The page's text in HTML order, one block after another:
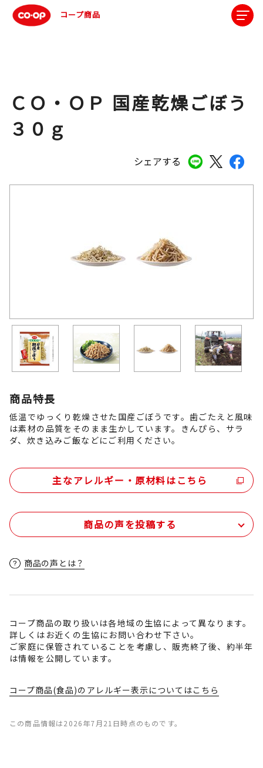
コープ商品
シェアする
ＣＯ・ＯＰ 国産乾燥ごぼう
３０ｇ
商品特長
低温でゆっくり乾燥させた国産ごぼうです。歯ごたえと風味
は素材の品質をそのまま生かしています。きんぴら、サラ
ダ、炊き込みご飯などにご利用ください。
主なアレルギー・原材料はこちら
商品の声を投稿する
商品の声とは？
コープ商品の取り扱いは各地域の生協によって異なります。
詳しくはお近くの生協にお問い合わせ下さい。
ご家庭に保管されていることを考慮し、販売終了後、約半年
は情報を公開しています。
コープ商品(食品)のアレルギー表示についてはこちら
この商品情報は2026年7月21日時点のものです。